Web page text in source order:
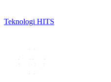
Teknologi HITS